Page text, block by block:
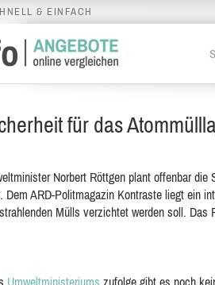
& EINFACH
für das
Norbert Röttgen plant offenbar
Dem ARD-Politmagazin Kontraste liegt ein
Mülls verzichtet werden soll.
Umweltministeriums zufolge gibt es noch